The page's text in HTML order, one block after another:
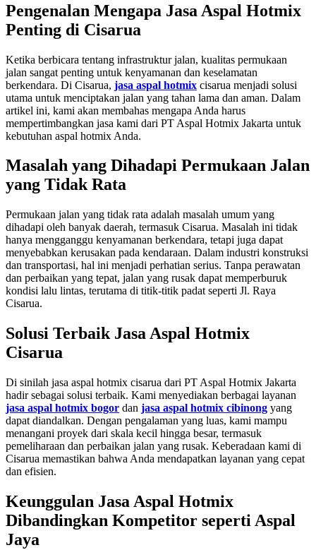
Pengenalan Mengapa Jasa Aspal Hotmix
Penting di Cisarua
Ketika berbicara tentang infrastruktur jalan, kualitas permukaan
jalan sangat penting untuk kenyamanan dan keselamatan
berkendara. Di Cisarua, jasa aspal hotmix cisarua menjadi solusi
utama untuk menciptakan jalan yang tahan lama dan aman. Dalam
artikel ini, kami akan membahas mengapa Anda harus
mempertimbangkan jasa kami dari PT Aspal Hotmix Jakarta untuk
kebutuhan aspal hotmix Anda.
Masalah yang Dihadapi Permukaan Jalan
yang Tidak Rata
Permukaan jalan yang tidak rata adalah masalah umum yang
dihadapi oleh banyak daerah, termasuk Cisarua. Masalah ini tidak
hanya mengganggu kenyamanan berkendara, tetapi juga dapat
menyebabkan kerusakan pada kendaraan. Dalam industri konstruksi
dan transportasi, hal ini menjadi perhatian serius. Tanpa perawatan
dan perbaikan yang tepat, jalan yang rusak dapat memperburuk
kondisi lalu lintas, terutama di titik-titik padat seperti Jl. Raya
Cisarua.
Solusi Terbaik Jasa Aspal Hotmix
Cisarua
Di sinilah jasa aspal hotmix cisarua dari PT Aspal Hotmix Jakarta
hadir sebagai solusi terbaik. Kami menyediakan berbagai layanan
jasa aspal hotmix bogor dan jasa aspal hotmix cibinong yang
dapat diandalkan. Dengan pengalaman yang luas, kami mampu
menangani proyek dari skala kecil hingga besar, termasuk
pemeliharaan dan perbaikan jalan yang rusak. Keberadaan kami di
Cisarua memastikan bahwa Anda mendapatkan layanan yang cepat
dan efisien.
Keunggulan Jasa Aspal Hotmix
Dibandingkan Kompetitor seperti Aspal
Jaya